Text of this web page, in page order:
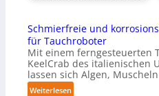
Schmierfreie und
für Tauchroboter
Mit einem ferngesteuerten
KeelCrab des italienischen
lassen sich Algen,
Weiterlesen: